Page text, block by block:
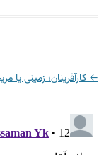
ناوبری
←کارآفرینان؛ زمینی یا